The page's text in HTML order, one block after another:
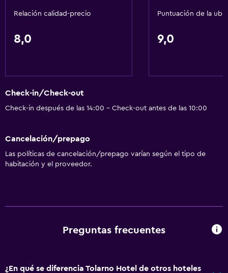
Relación calidad-precio
8,0
Puntuación de la
9,0
Check-in/Check-out
Check-in después de las 14:00 - Check-out antes de las 10:00
Cancelación/prepago
Las políticas de cancelación/prepago varían según el tipo de
habitación y el proveedor.
Preguntas frecuentes
¿En qué se diferencia Tolarno Hotel de otros hoteles